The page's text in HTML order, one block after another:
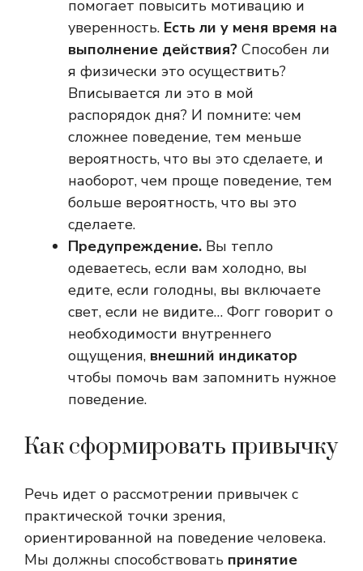
помогает повысить мотивацию и
уверенность. Есть ли у меня время на
выполнение действия? Способен ли
я физически это осуществить?
Вписывается ли это в мой
распорядок дня? И помните: чем
сложнее поведение, тем меньше
вероятность, что вы это сделаете, и
наоборот, чем проще поведение, тем
больше вероятность, что вы это
сделаете.
Предупреждение. Вы тепло
одеваетесь, если вам холодно, вы
едите, если голодны, вы включаете
свет, если не видите… Фогг говорит о
необходимости внутреннего
ощущения, внешний индикатор
чтобы помочь вам запомнить нужное
поведение.
Как сформировать привычку
Речь идет о рассмотрении привычек с
практической точки зрения,
ориентированной на поведение человека.
Мы должны способствовать принятие